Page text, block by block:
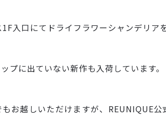
入口にてドライフラワーシャンデリア
プに出ていない新作も入荷しています。
お越しいただけますが、REUNIQUE